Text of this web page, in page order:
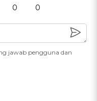
0 0
jawab pengguna dan